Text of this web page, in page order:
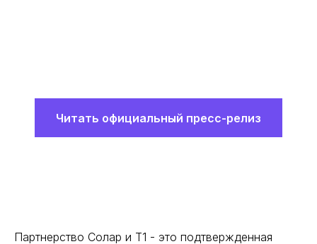
Читать официальный пресс-релиз
Партнерство Солар и Т1 - это подтвержденная